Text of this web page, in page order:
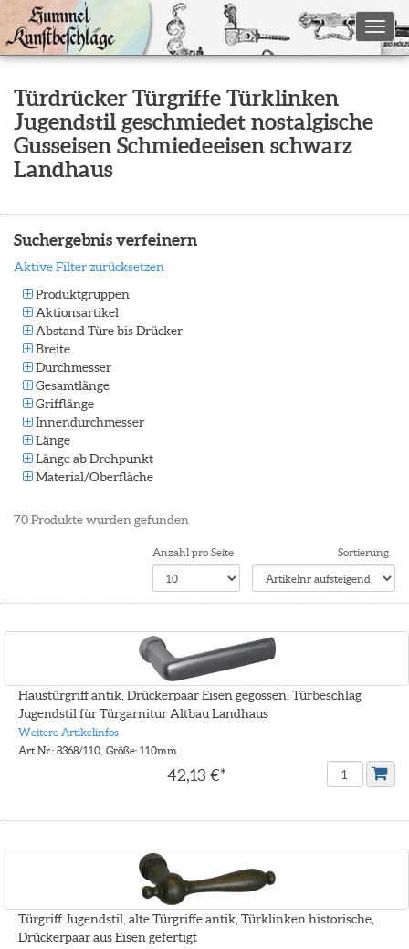
Türdrücker Türgriffe Türklinken
Jugendstil geschmiedet nostalgische
Gusseisen Schmiedeeisen schwarz
Landhaus
Suchergebnis verfeinern
Aktive Filter zurücksetzen
Produktgruppen
Aktionsartikel
Abstand Türe bis Drücker
Breite
Durchmesser
Gesamtlänge
Grifflänge
Innendurchmesser
Länge
Länge ab Drehpunkt
Material/Oberfläche
70Produkte wurden gefunden
Anzahl pro Seite Sortierung
Haustürgriff antik, Drückerpaar Eisen gegossen, Türbeschlag
Jugendstil für Türgarnitur Altbau Landhaus
Weitere Artikelinfos
Art.Nr.: 8368/110, Größe: 110mm
42,13 €*
Türgriff Jugendstil, alte Türgriffe antik, Türklinken historische,
Drückerpaar aus Eisen gefertigt